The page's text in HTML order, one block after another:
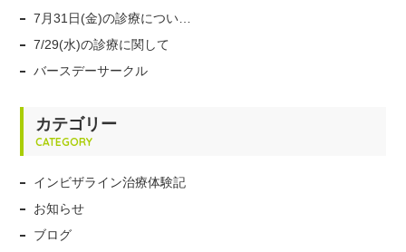
7月31日(金)の診療につい…
7/29(水)の診療に関して
バースデーサークル
カテゴリー
CATEGORY
インビザライン治療体験記
お知らせ
ブログ